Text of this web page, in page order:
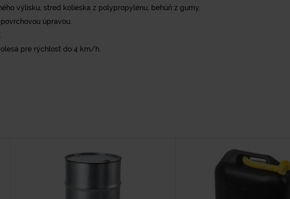
výlisku, stred kolieska z polypropylénu, behúň z gumy.
úpravou.
pre rýchlosť do 4 km/h.